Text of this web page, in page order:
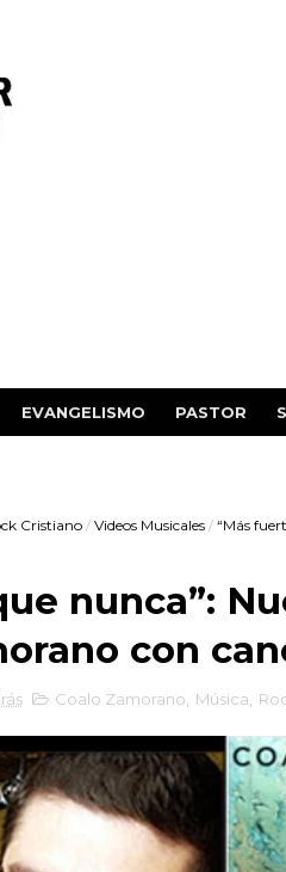
EVANGELISMO PASTOR
Cristiano / Videos Musicales / “Más
nunca”:
con
Coalo Zamorano Música